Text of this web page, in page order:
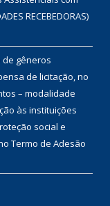
RECEBEDORAS)
de gêneros
de licitação, no
– modalidade
às instituições
social e
Termo de Adesão